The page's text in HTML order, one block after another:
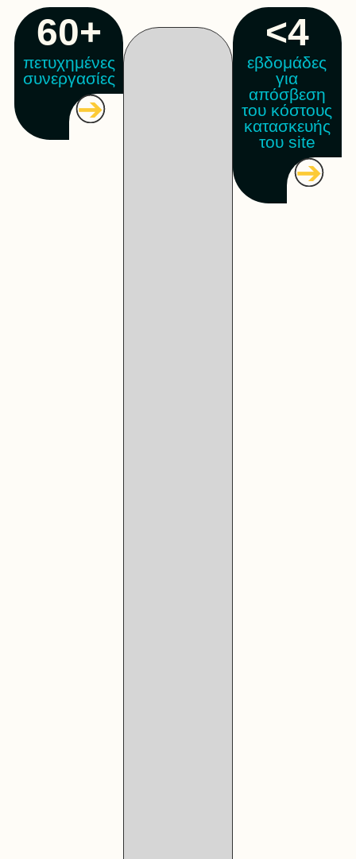
60+
πετυχημένες
συνεργασίες
➔
<4
εβδομάδες
για
απόσβεση
του κόστους
κατασκευής
του site
➔